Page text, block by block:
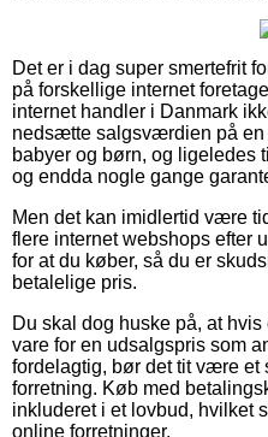
Det er i dag super smertefrit
på forskellige internet
internet handler i Danmark
nedsætte salgsværdien på en
babyer og børn, og ligeledes
og endda nogle gange
Men det kan imidlertid være
flere internet webshops efter
for at du køber, så du er
betalelige pris.
Du skal dog huske på, at
vare for en udsalgspris som
fordelagtig, bør det tit være et
forretning. Køb med
inkluderet i et lovbud, hvilket
online forretninger.